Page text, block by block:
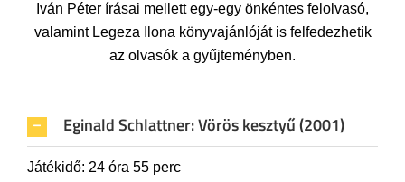
Iván Péter írásai mellett egy-egy önkéntes felolvasó,
valamint Legeza Ilona könyvajánlóját is felfedezhetik
az olvasók a gyűjteményben.
Eginald Schlattner: Vörös kesztyű (2001)
Játékidő: 24 óra 55 perc